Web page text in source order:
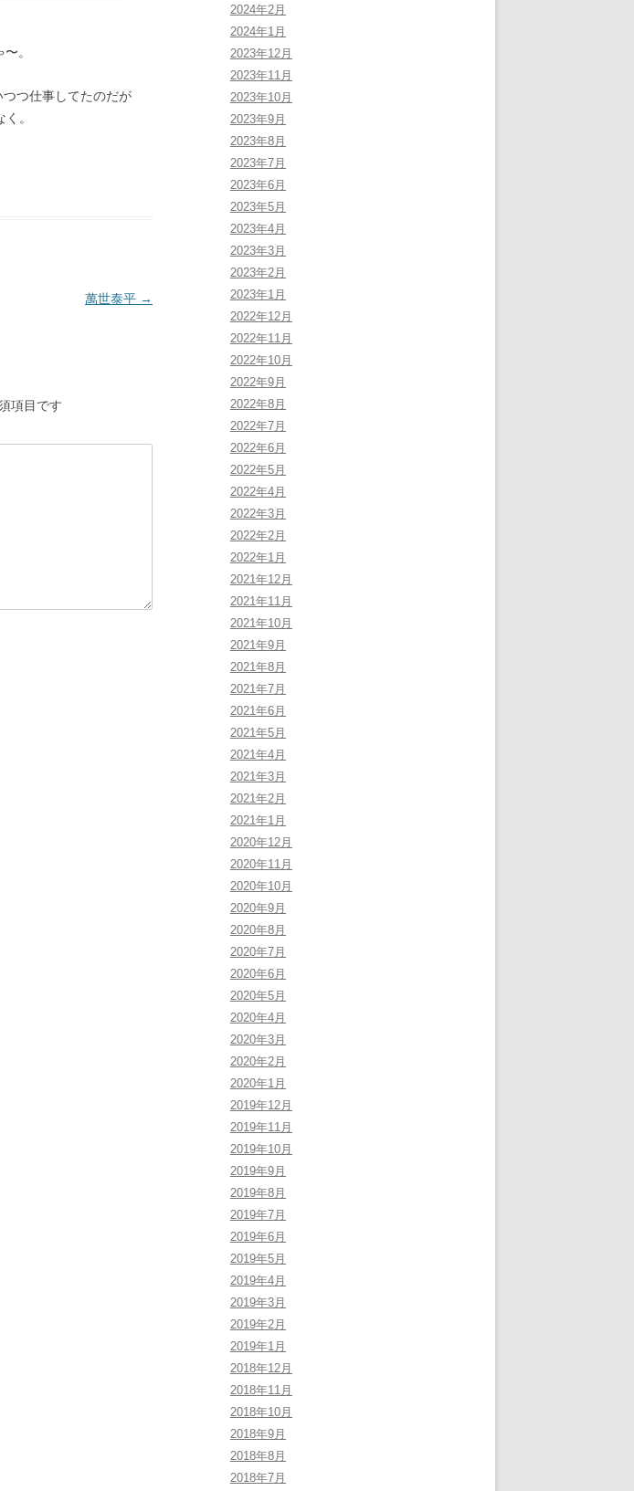
。
つ仕事してたのだが
。
萬世泰平 →
項目です
2024年2月
2024年1月
2023年12月
2023年11月
2023年10月
2023年9月
2023年8月
2023年7月
2023年6月
2023年5月
2023年4月
2023年3月
2023年2月
2023年1月
2022年12月
2022年11月
2022年10月
2022年9月
2022年8月
2022年7月
2022年6月
2022年5月
2022年4月
2022年3月
2022年2月
2022年1月
2021年12月
2021年11月
2021年10月
2021年9月
2021年8月
2021年7月
2021年6月
2021年5月
2021年4月
2021年3月
2021年2月
2021年1月
2020年12月
2020年11月
2020年10月
2020年9月
2020年8月
2020年7月
2020年6月
2020年5月
2020年4月
2020年3月
2020年2月
2020年1月
2019年12月
2019年11月
2019年10月
2019年9月
2019年8月
2019年7月
2019年6月
2019年5月
2019年4月
2019年3月
2019年2月
2019年1月
2018年12月
2018年11月
2018年10月
2018年9月
2018年8月
2018年7月